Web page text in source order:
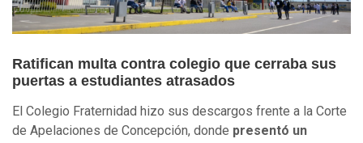
Ratifican multa contra colegio que cerraba sus
puertas a estudiantes atrasados
El Colegio Fraternidad hizo sus descargos frente a la Corte
de Apelaciones de Concepción, donde presentó un